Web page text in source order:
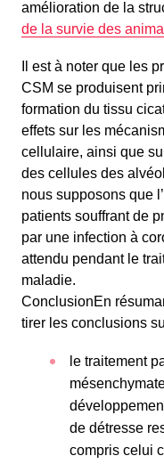
amélioration de la
de la survie des
Il est à noter que les
CSM se produisent
formation du tissu
effets sur les
cellulaire, ainsi que
des cellules des
nous supposons que
patients souffrant de
par une infection à
attendu pendant le
maladie.
ConclusionEn
tirer les conclusions
le traitement
de détresse
compris celui